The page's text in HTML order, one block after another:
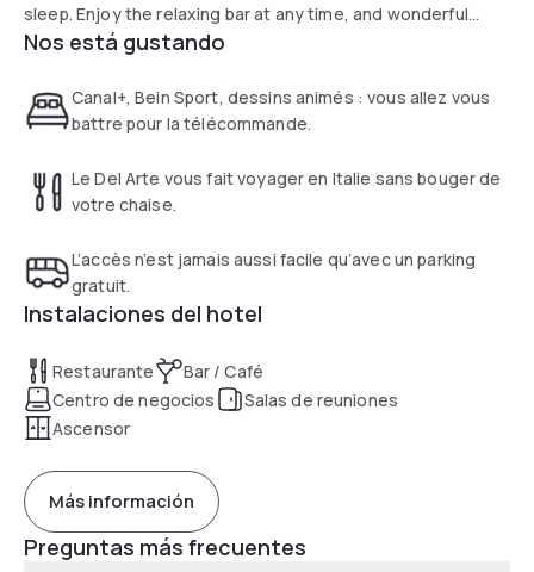
sleep. Enjoy the relaxing bar at any time, and wonderful
treats in the Del Arte Italian restaurant. All you need for a
Nos está gustando
Canal+, Bein Sport, dessins animés : vous allez vous
battre pour la télécommande.
Le Del Arte vous fait voyager en Italie sans bouger de
votre chaise.
L’accès n’est jamais aussi facile qu’avec un parking
gratuit.
Instalaciones del hotel
Restaurante
Bar / Café
Centro de negocios
Salas de reuniones
Ascensor
Más información
Preguntas más frecuentes